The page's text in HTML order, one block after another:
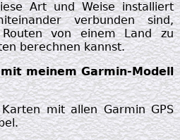
Art und Weise installiert
verbunden sind,
von einem Land zu
berechnen kannst.
meinem Garmin-Modell
mit allen Garmin GPS